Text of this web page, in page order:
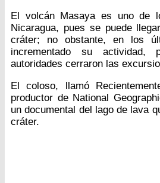
El volcán Masaya es uno de
Nicaragua, pues se puede
cráter; no obstante, en los
incrementado su
autoridades cerraron las
El coloso, llamó
productor de National
un documental del lago de lava
cráter.